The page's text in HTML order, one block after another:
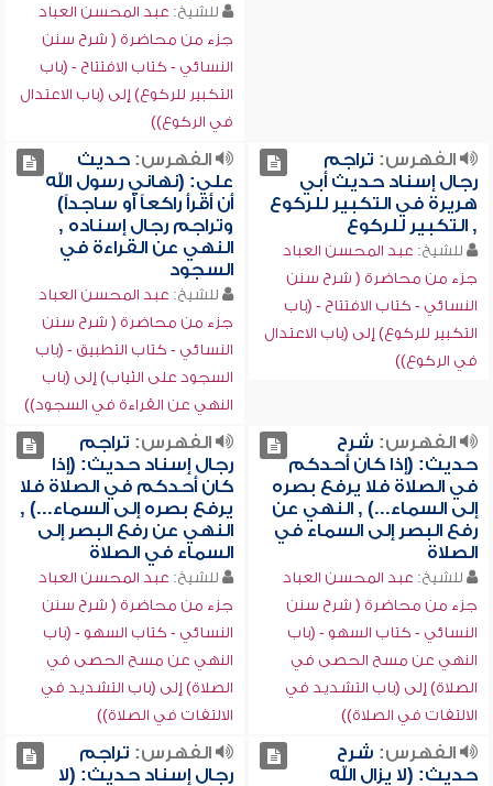
للشيخ: عبد المحسن العباد
جزء من محاضرة ( شرح سنن
النسائي - كتاب الافتتاح - (باب
التكبير للركوع) إلى (باب الاعتدال
في الركوع))
الفهرس: تراجم
رجال إسناد حديث أبي
هريرة في التكبير للركوع
, التكبير للركوع
للشيخ: عبد المحسن العباد
جزء من محاضرة ( شرح سنن
النسائي - كتاب الافتتاح - (باب
التكبير للركوع) إلى (باب الاعتدال
في الركوع))
الفهرس:حديث
علي: (نهاني رسول الله
أن أقرأ راكعاً أو ساجداً)
وتراجم رجال إسناده ,
النهي عن القراءة في
السجود
للشيخ: عبد المحسن العباد
جزء من محاضرة ( شرح سنن
النسائي - كتاب التطبيق - (باب
السجود على الثياب) إلى (باب
النهي عن القراءة في السجود))
الفهرس: شرح
حديث: (إذا كان أحدكم
في الصلاة فلا يرفع بصره
إلى السماء...) , النهي عن
رفع البصر إلى السماء في
الصلاة
للشيخ: عبد المحسن العباد
جزء من محاضرة ( شرح سنن
النسائي - كتاب السهو - (باب
النهي عن مسح الحصى في
الصلاة) إلى (باب التشديد في
الالتفات في الصلاة))
الفهرس: تراجم
رجال إسناد حديث: (إذا
كان أحدكم في الصلاة فلا
يرفع بصره إلى السماء...) ,
النهي عن رفع البصر إلى
السماء في الصلاة
للشيخ: عبد المحسن العباد
جزء من محاضرة ( شرح سنن
النسائي - كتاب السهو - (باب
النهي عن مسح الحصى في
الصلاة) إلى (باب التشديد في
الالتفات في الصلاة))
الفهرس: شرح
حديث: (لا يزال الله
الفهرس: تراجم
رجال إسناد حديث: (لا